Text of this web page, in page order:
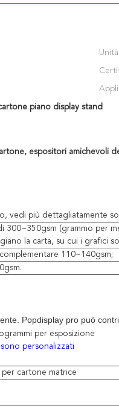
piano display stand
espositori amichevoli
vedi più dettagliatamente
300~350gsm (grammo per
la carta, su cui i grafici
110~140gsm;
Popdisplay pro può
per esposizione
personalizzati
per cartone matrice